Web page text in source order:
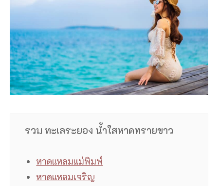
รวม ทะเลระยอง น้ำใสหาดทรายขาว
หาดแหลมแม่พิมพ์
หาดแหลมเจริญ